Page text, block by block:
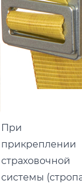
При
прикреплении
страховочной
системы